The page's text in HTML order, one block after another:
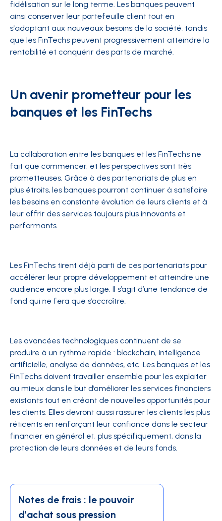
fidélisation sur le long terme. Les banques peuvent
ainsi conserver leur portefeuille client tout en
s'adaptant aux nouveaux besoins de la société, tandis
que les FinTechs peuvent progressivement atteindre la
rentabilité et conquérir des parts de marché.
Un avenir prometteur pour les
banques et les FinTechs
La collaboration entre les banques et les FinTechs ne
fait que commencer, et les perspectives sont très
prometteuses. Grâce à des partenariats de plus en
plus étroits, les banques pourront continuer à satisfaire
les besoins en constante évolution de leurs clients et à
leur offrir des services toujours plus innovants et
performants.
Les FinTechs tirent déjà parti de ces partenariats pour
accélérer leur propre développement et atteindre une
audience encore plus large. Il s’agit d’une tendance de
fond qui ne fera que s’accroître.
Les avancées technologiques continuent de se
produire à un rythme rapide : blockchain, intelligence
artificielle, analyse de données, etc. Les banques et les
FinTechs doivent travailler ensemble pour les exploiter
au mieux dans le but d’améliorer les services financiers
existants tout en créant de nouvelles opportunités pour
les clients. Elles devront aussi rassurer les clients les plus
réticents en renforçant leur confiance dans le secteur
financier en général et, plus spécifiquement, dans la
protection de leurs données et de leurs fonds.
Notes de frais : le pouvoir
d'achat sous pression